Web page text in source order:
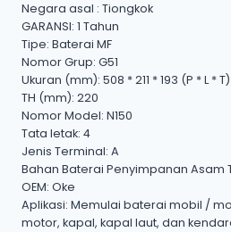
Negara asal : Tiongkok
GARANSI: 1 Tahun
Tipe: Baterai MF
Nomor Grup: G51
Ukuran (mm): 508 * 211 * 193 (P * L * T)
TH (mm): 220
Nomor Model: N150
Tata letak: 4
Jenis Terminal: A
Bahan Baterai Penyimpanan Asam
OEM: Oke
Aplikasi: Memulai baterai mobil /
motor, kapal, kapal laut, dan